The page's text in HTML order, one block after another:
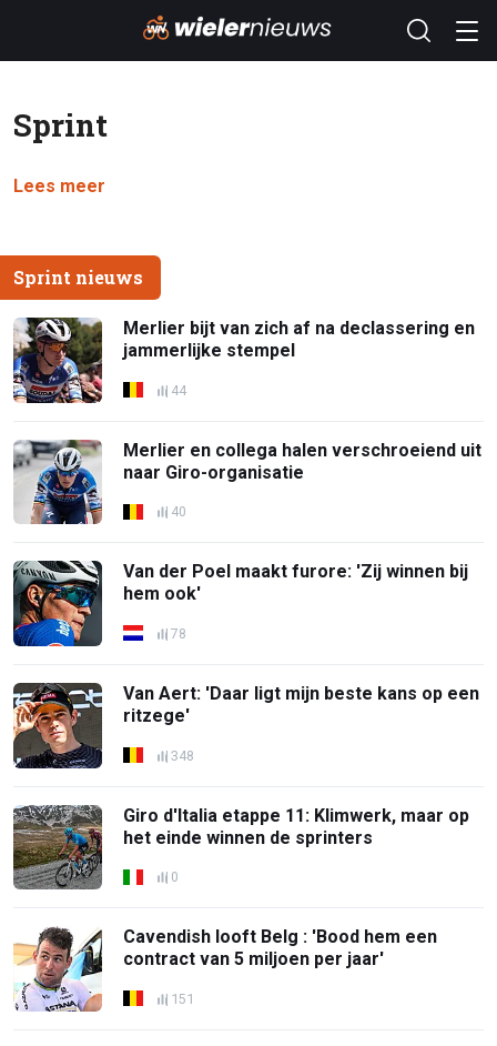
Sprint
Lees meer
Sprint nieuws
Merlier bijt van zich af na declassering en
jammerlijke stempel
44
Merlier en collega halen verschroeiend uit
naar Giro-organisatie
40
Van der Poel maakt furore: 'Zij winnen bij
hem ook'
78
Van Aert: 'Daar ligt mijn beste kans op een
ritzege'
348
Giro d'Italia etappe 11: Klimwerk, maar op
het einde winnen de sprinters
0
Cavendish looft Belg : 'Bood hem een
contract van 5 miljoen per jaar'
151